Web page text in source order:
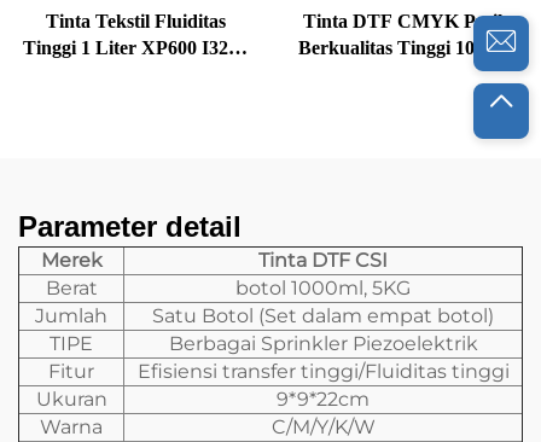
Tinta Tekstil Fluiditas
Tinggi 1 Liter XP600 I3200
Tinta DTF CMYK Putih
Berkualitas Tinggi 1000ml
Per Botol Tinta Cetak
Inkjet Langsung ke Film
Parameter detail
Merek
Tinta DTF CSI
Berat
botol 1000ml, 5KG
Jumlah
Satu Botol (Set dalam empat botol)
TIPE
Berbagai Sprinkler Piezoelektrik
Fitur
Efisiensi transfer tinggi/Fluiditas tinggi
Ukuran
9*9*22cm
Warna
C/M/Y/K/W